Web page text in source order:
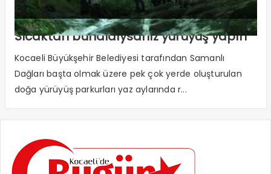
Sıcaktan bunaldıysanız yürüyüş yapın
Kocaeli Büyükşehir Belediyesi tarafından Samanlı
Dağları başta olmak üzere pek çok yerde oluşturulan
doğa yürüyüş parkurları yaz aylarında r...